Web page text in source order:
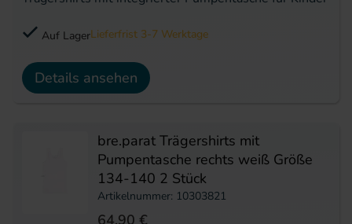
Auf LagerLieferfrist 3-7 Werktage
Details ansehen
bre.parat Trägershirts mit
Pumpentasche rechts weiß Größe
134-140 2 Stück
Artikelnummer: 10303821
64,90 €